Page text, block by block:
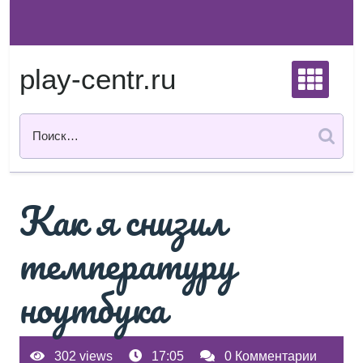
содержимому
play-centr.ru
Как я снизил
температуру
ноутбука
302 views 17:05 0 Комментарии